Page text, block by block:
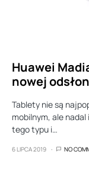
Huawei
nowej
Tablety nie są
mobilnym, ale
tego typu i…
6 LIPCA 2019 NO